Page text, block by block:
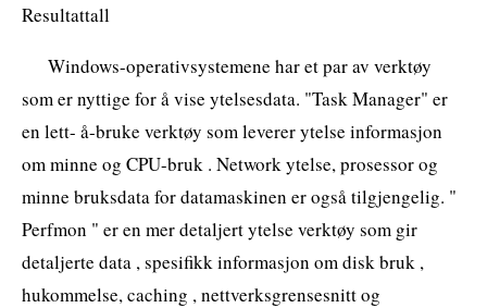
Resultattall
Windows-operativsystemene har et par av verktøy
som er nyttige for å vise ytelsesdata. "Task Manager" er
en lett- å-bruke verktøy som leverer ytelse informasjon
om minne og CPU-bruk . Network ytelse, prosessor og
minne bruksdata for datamaskinen er også tilgjengelig. "
Perfmon " er en mer detaljert ytelse verktøy som gir
detaljerte data , spesifikk informasjon om disk bruk ,
hukommelse, caching , nettverksgrensesnitt og